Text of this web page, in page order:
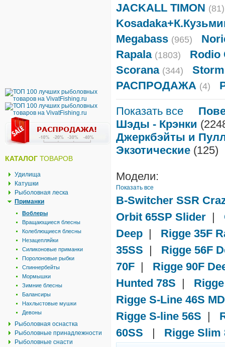
КАТАЛОГ ТОВАРОВ
Удилища
Катушки
Рыболовная леска
Приманки
Воблеры
Вращающиеся блесны
Колеблющиеся блесны
Незацепляйки
Силиконовые приманки
Поролоновые рыбки
Спиннербейты
Мормышки
Зимние блесны
Балансиры
Нахлыстовые мушки
Девоны
Рыболовная оснастка
Рыболовные принадлежности
Рыболовные снасти
JACKALL TIMON (81)
Megabass (965)
Rapala (1803)
Rodio
Scorana (344)
Storm
РАСПРОДАЖА (4)
Показать все
Шэды - Крэнки
Джеркбэйты и
Экзотические (125)
Модели:
Показать все
B-Switcher SSR
Orbit 65SP Slider |
Deep | Rigge 35F
35SS | Rigge 56F
70F | Rigge 90F
Hunted 78S |
Rigge S-Line 46S
Rigge S-line 56S |
60SS
| Rigge Slim